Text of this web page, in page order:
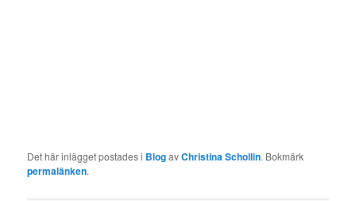
Det här inlägget postades i BlogavChristina Schollin. Bokmärk
permalänken.